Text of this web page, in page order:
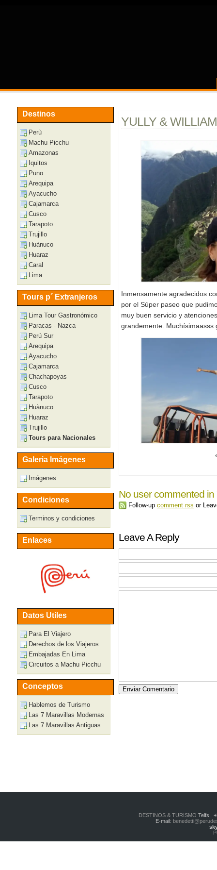
YULLY & WILLIAM
Inmensamente agradecidos
por el Súper paseo que
muy buen servicio y
grandemente. Muchísimaasss
No user commented
Follow-up comment rss or
Leave A Reply
Destinos
Perù
Machu Picchu
Amazonas
Iquitos
Puno
Arequipa
Ayacucho
Cajamarca
Cusco
Tarapoto
Trujillo
Huànuco
Huaraz
Caral
Lima
Tours p´ Extranjeros
Lima Tour Gastronómico
Paracas - Nazca
Perú Sur
Arequipa
Ayacucho
Cajamarca
Chachapoyas
Cusco
Tarapoto
Huànuco
Huaraz
Trujillo
Tours para Nacionales
Galeria Imágenes
Imágenes
Condiciones
Terminos y condiciones
Enlaces
Datos Utiles
Para El Viajero
Derechos de los Viajeros
Embajadas En Lima
Circuitos a Machu Picchu
Conceptos
Hablemos de Turismo
Las 7 Maravillas Modernas
Las 7 Maravillas Antiguas
DESTINOS & TURISMO Telfs.
E-mail: